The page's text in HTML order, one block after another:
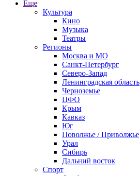
Еще
Культура
Кино
Музыка
Театры
Регионы
Москва и МО
Санкт-Петербург
Северо-Запад
Ленинградская область
Черноземье
ЦФО
Крым
Кавказ
Юг
Поволжье / Приволжье
Урал
Сибирь
Дальний восток
Спорт